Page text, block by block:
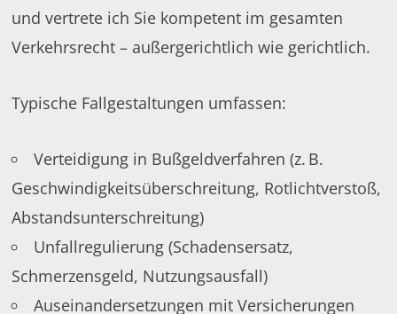
und vertrete ich Sie kompetent im gesamten
Verkehrsrecht – außergerichtlich wie gerichtlich.
Typische Fallgestaltungen umfassen:
Verteidigung in Bußgeldverfahren (z. B.
Geschwindigkeitsüberschreitung, Rotlichtverstoß,
Abstandsunterschreitung)
Unfallregulierung (Schadensersatz,
Schmerzensgeld, Nutzungsausfall)
Auseinandersetzungen mit Versicherungen